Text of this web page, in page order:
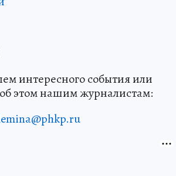
интересного события или
этом нашим журналистам: